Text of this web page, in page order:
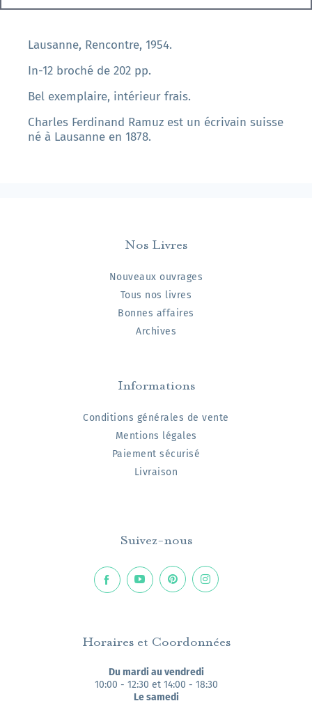
Lausanne, Rencontre, 1954.
In-12 broché de 202 pp.
Bel exemplaire, intérieur frais.
Charles Ferdinand Ramuz est un écrivain suisse
né à Lausanne en 1878.
Nos Livres
Nouveaux ouvrages
Tous nos livres
Bonnes affaires
Archives
Informations
Conditions générales de vente
Mentions légales
Paiement sécurisé
Livraison
Suivez-nous
Horaires et Coordonnées
Du mardi au vendredi
10:00 - 12:30 et 14:00 - 18:30
Le samedi